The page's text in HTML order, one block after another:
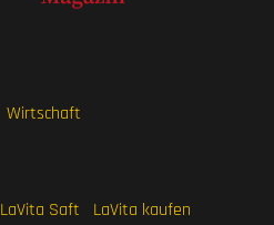
Wirtschaft
LaVita Saft
LaVita kaufen